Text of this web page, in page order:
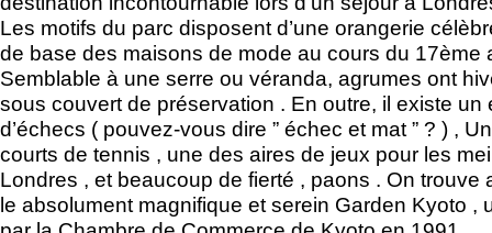
Les motifs du parc disposent d’une orangerie
de base des maisons de mode au cours du 17ème
Semblable à une serre ou véranda, agrumes ont
sous couvert de préservation . En outre, il existe un
d’échecs ( pouvez-vous dire ” échec et mat ” ? ) ,
courts de tennis , une des aires de jeux pour les
Londres , et beaucoup de fierté , paons . On trouve
le absolument magnifique et serein Garden Kyoto ,